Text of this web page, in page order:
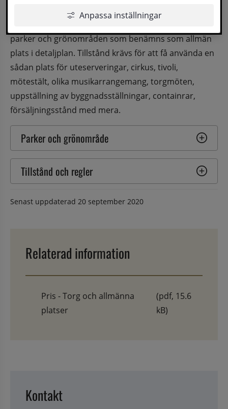
Anpassa inställningar
parker och grönområden som benämns som allmän
plats i detaljplan. Tillstånd krävs för att få använda en
sådan plats för uteserveringar, cirkus, tivoli,
mötestält, olika musikarrangemang, torgmöten,
uppställning av byggnadsställningar, containrar,
försäljningsstånd med mera.
Parker och grönområde
Tillstånd och regler
Senast uppdaterad 20 september 2020
Relaterad information
Pris - Torg och allmänna
platser
(pdf, 15.6
kB)
Kontakt